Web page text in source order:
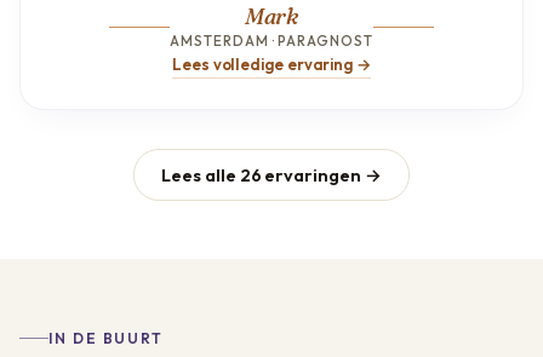
Mark
AMSTERDAM · PARAGNOST
Lees volledige ervaring →
Lees alle 26 ervaringen →
IN DE BUURT